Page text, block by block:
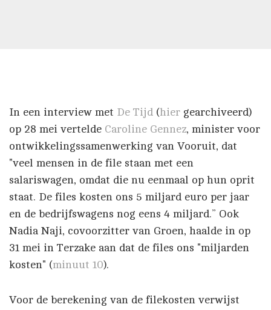
In een interview met De Tijd (hier gearchiveerd)
op 28 mei vertelde Caroline Gennez, minister voor
ontwikkelingssamenwerking van Vooruit, dat
"veel mensen in de file staan met een
salariswagen, omdat die nu eenmaal op hun oprit
staat. De files kosten ons 5 miljard euro per jaar
en de bedrijfswagens nog eens 4 miljard.” Ook
Nadia Naji, covoorzitter van Groen, haalde in op
31 mei in Terzake aan dat de files ons "miljarden
kosten" (minuut 10).
Voor de berekening van de filekosten verwijst